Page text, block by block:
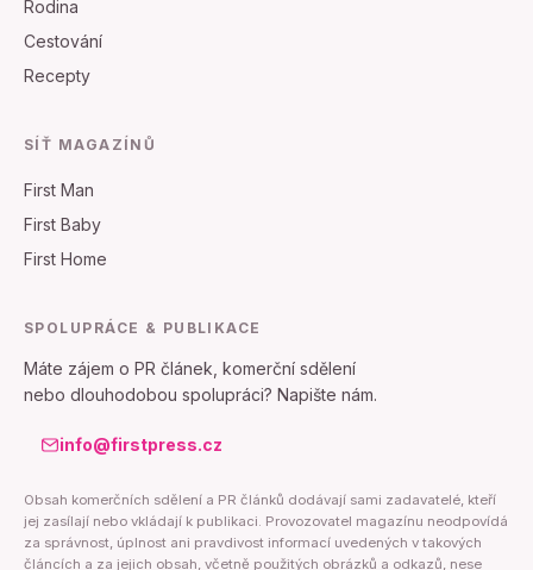
Rodina
Cestování
Recepty
SÍŤ MAGAZÍNŮ
First Man
First Baby
First Home
SPOLUPRÁCE & PUBLIKACE
Máte zájem o PR článek, komerční sdělení
nebo dlouhodobou spolupráci? Napište nám.
info@firstpress.cz
Obsah komerčních sdělení a PR článků dodávají sami zadavatelé, kteří
jej zasílají nebo vkládají k publikaci. Provozovatel magazínu neodpovídá
za správnost, úplnost ani pravdivost informací uvedených v takových
článcích a za jejich obsah, včetně použitých obrázků a odkazů, nese